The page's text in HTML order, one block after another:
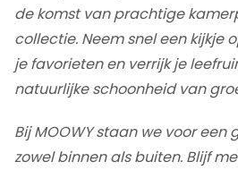
de komst van prachtige
collectie. Neem snel een kijkje
je favorieten en verrijk je
natuurlijke schoonheid van
Bij MOOWY staan we voor een
zowel binnen als buiten. Blijf